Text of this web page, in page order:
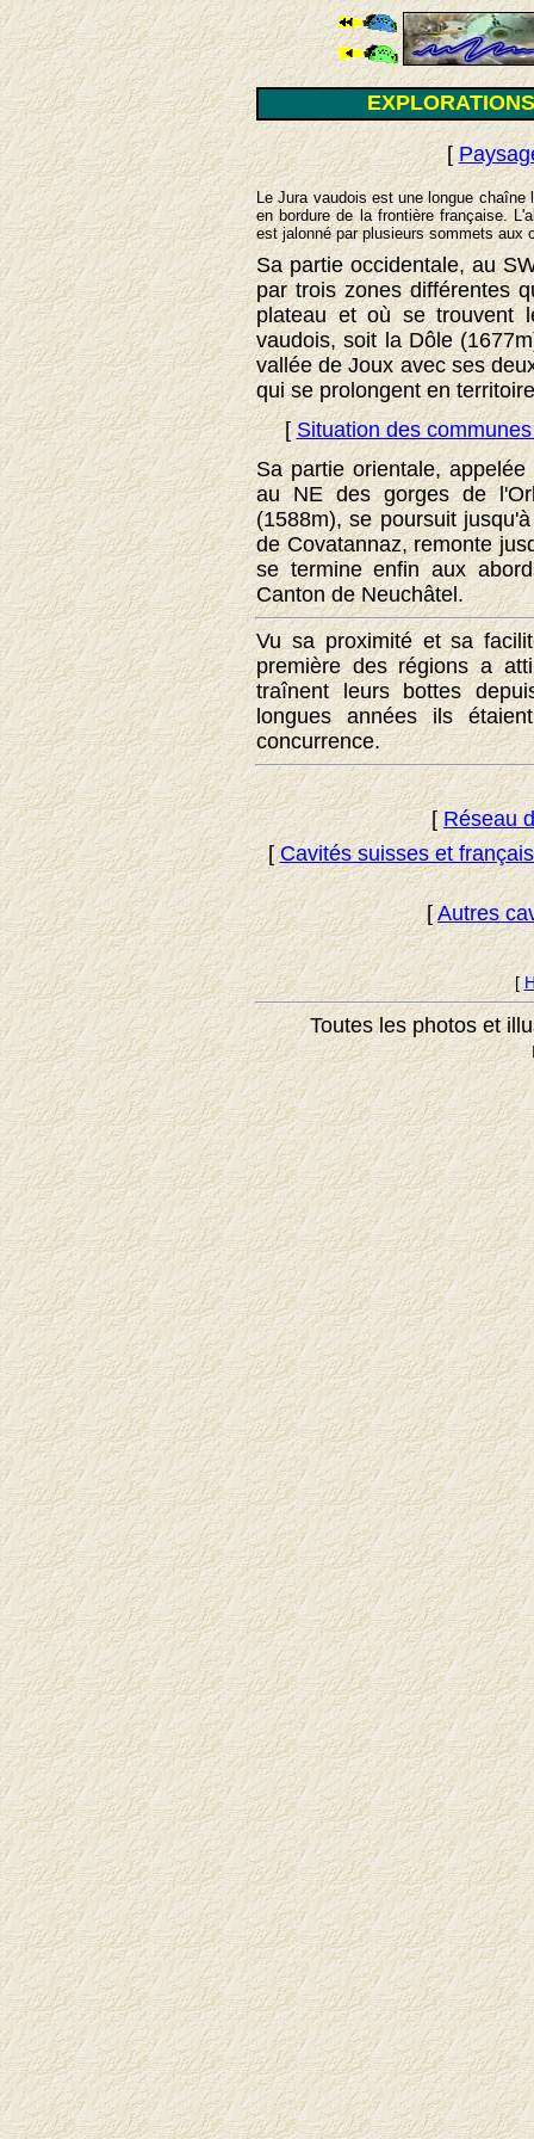
[
Le Jura vaudois est une longue chaîne
en bordure de la frontière française.
est jalonné par plusieurs sommets aux
Sa partie occidentale, au
par trois zones différentes
plateau et où se trouvent
vaudois, soit la Dôle
vallée de Joux avec ses
qui se prolongent en
[Situation des
Sa partie orientale,
au NE des gorges de
(1588m), se poursuit
de Covatannaz, remonte
se termine enfin aux
Canton de Neuchâtel.
Vu sa proximité et sa
première des régions a
traînent leurs bottes
longues années ils
concurrence.
[Réseau
[Cavités suisses et
[Autres
[
Toutes les photos et